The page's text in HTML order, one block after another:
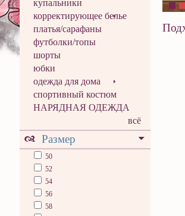
купальники
корректирующее белье
платья/сарафаны
футболки/топы
шорты
юбки
одежда для дома
спортивный костюм
НАРЯДНАЯ ОДЕЖДА
всё
Размер
50
52
54
56
58